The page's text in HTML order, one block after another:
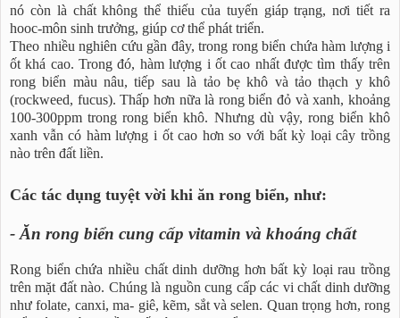
nó còn là chất không thể thiếu của tuyến giáp trạng, nơi tiết ra
hooc-môn sinh trưởng, giúp cơ thể phát triển.
Theo nhiều nghiên cứu gần đây, trong rong biển chứa hàm lượng i
ốt khá cao. Trong đó, hàm lượng i ốt cao nhất được tìm thấy trên
rong biển màu nâu, tiếp sau là tảo bẹ khô và tảo thạch y khô
(rockweed, fucus). Thấp hơn nữa là rong biển đỏ và xanh, khoảng
100-300ppm trong rong biển khô. Nhưng dù vậy, rong biển khô
xanh vẫn có hàm lượng i ốt cao hơn so với bất kỳ loại cây trồng
nào trên đất liền.
Các tác dụng tuyệt vời khi ăn rong biển, như:
- Ăn rong biển cung cấp vitamin và khoáng chất
Rong biển chứa nhiều chất dinh dưỡng hơn bất kỳ loại rau trồng
trên mặt đất nào. Chúng là nguồn cung cấp các vi chất dinh dưỡng
như folate, canxi, ma- giê, kẽm, sắt và selen. Quan trọng hơn, rong